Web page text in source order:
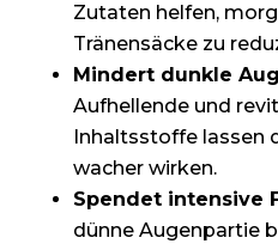
Zutaten helfen,
Tränensäcke zu
Mindert dunkle
Aufhellende und
Inhaltsstoffe lassen
wacher wirken.
Spendet intensive
dünne Augenpartie